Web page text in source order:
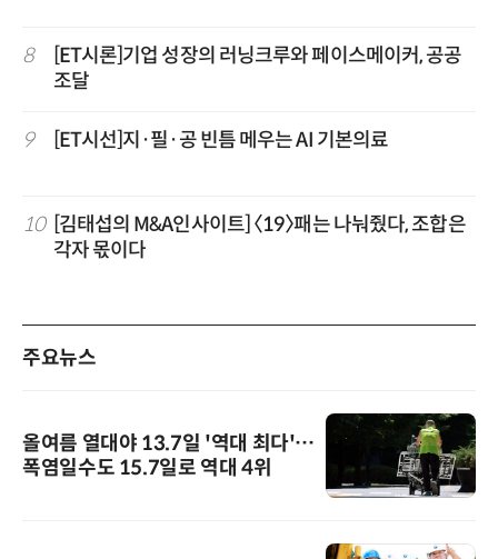
8
[ET시론]기업 성장의 러닝크루와 페이스메이커, 공공
조달
9 [ET시선]지·필·공 빈틈 메우는 AI 기본의료
10
[김태섭의 M&A인사이트] 〈19〉패는 나눠줬다, 조합은
각자 몫이다
주요뉴스
올여름 열대야 13.7일 '역대 최다'…
폭염일수도 15.7일로 역대 4위